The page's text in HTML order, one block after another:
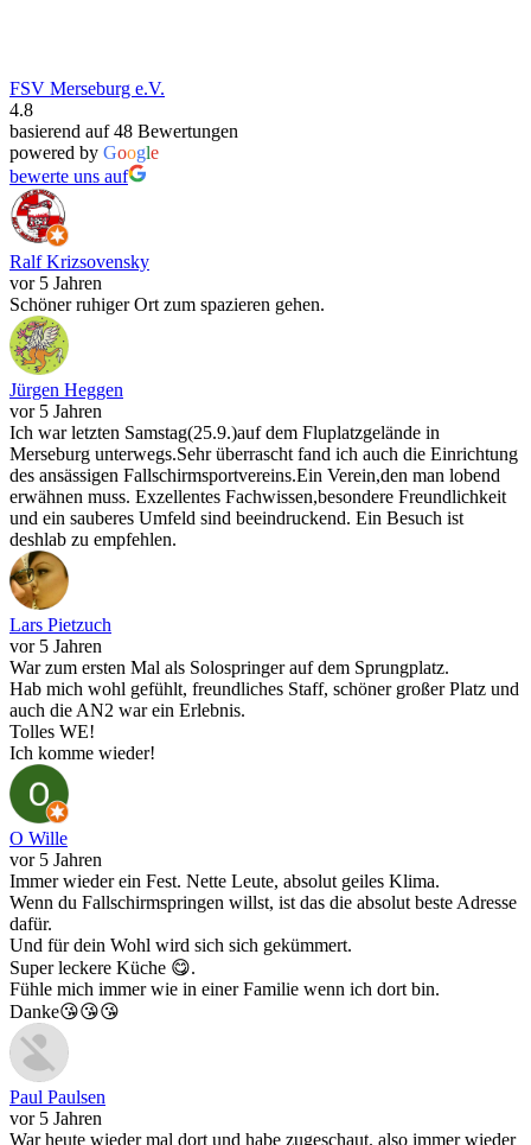
FSV Merseburg e.V.
4.8
basierend auf 48 Bewertungen
powered by Google
bewerte uns auf
Ralf Krizsovensky
vor 5 Jahren
Schöner ruhiger Ort zum spazieren gehen.
Jürgen Heggen
vor 5 Jahren
Ich war letzten Samstag(25.9.)auf dem Fluplatzgelände in
Merseburg unterwegs.Sehr überrascht fand ich auch die Einrichtung
des ansässigen Fallschirmsportvereins.Ein Verein,den man lobend
erwähnen muss. Exzellentes Fachwissen,besondere Freundlichkeit
und ein sauberes Umfeld sind beeindruckend. Ein Besuch ist
deshlab zu empfehlen.
Lars Pietzuch
vor 5 Jahren
War zum ersten Mal als Solospringer auf dem Sprungplatz.
Hab mich wohl gefühlt, freundliches Staff, schöner großer Platz und
auch die AN2 war ein Erlebnis.
Tolles WE!
Ich komme wieder!
O Wille
vor 5 Jahren
Immer wieder ein Fest. Nette Leute, absolut geiles Klima.
Wenn du Fallschirmspringen willst, ist das die absolut beste Adresse
dafür.
Und für dein Wohl wird sich sich gekümmert.
Super leckere Küche 😋.
Fühle mich immer wie in einer Familie wenn ich dort bin.
Danke😘😘😘
Paul Paulsen
vor 5 Jahren
War heute wieder mal dort und habe zugeschaut. also immer wieder